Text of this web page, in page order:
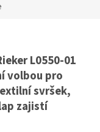
L0550-01
volbou pro
svršek,
zajistí